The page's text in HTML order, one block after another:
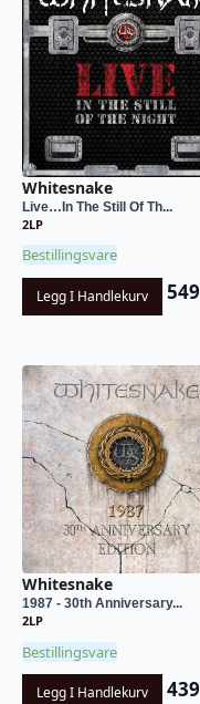
Whitesnake
Live…In The Still Of Th...
2LP
Bestillingsvare
Legg I Handlekurv 549
Whitesnake
1987 - 30th Anniversary...
2LP
Bestillingsvare
Legg I Handlekurv 439